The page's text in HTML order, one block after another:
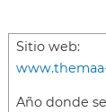
Sitio web:
Año donde